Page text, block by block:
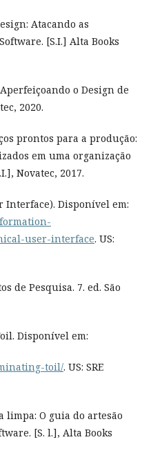
Atacando as
[S.I.] Alta Books
o Design de
2020.
prontos para a produção:
em uma organização
Novatec, 2017.
Interface). Disponível em:
user-interface. US:
de Pesquisa. 7. ed. São
Disponível em:
toil/. US: SRE
limpa: O guia do artesão
[S. l.], Alta Books